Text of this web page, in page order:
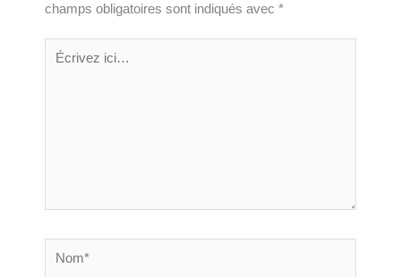
champs obligatoires sont indiqués avec *
ici…